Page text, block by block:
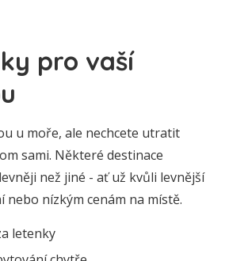
pro vaší
u moře, ale nechcete utratit
sami. Některé destinace
než jiné - ať už kvůli levnější
nebo nízkým cenám na místě.
letenky